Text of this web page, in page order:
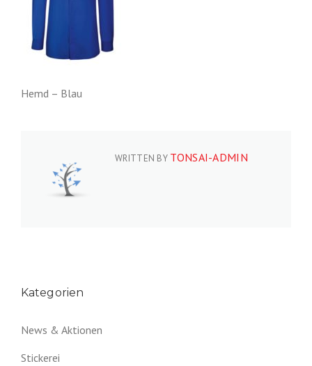
Hemd – Blau
WRITTEN BY TONSAI-ADMIN
Kategorien
News & Aktionen
Stickerei